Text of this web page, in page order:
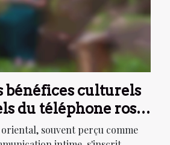
bénéfices culturels
du téléphone rose
souvent perçu comme